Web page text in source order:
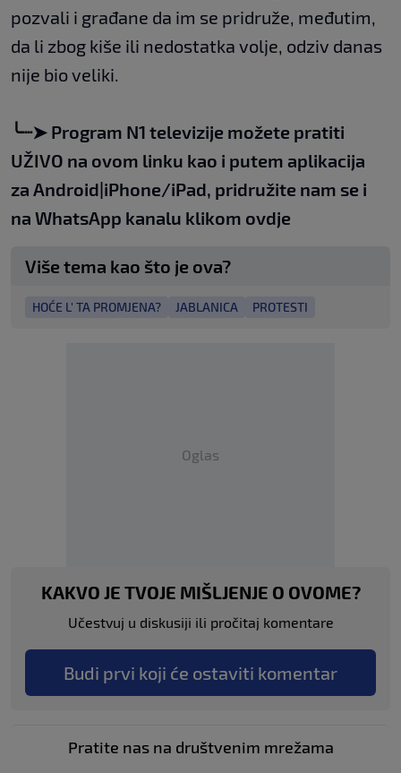
pozvali i građane da im se pridruže, međutim,
da li zbog kiše ili nedostatka volje, odziv danas
nije bio veliki.
╰┈➤ Program N1 televizije možete pratiti
UŽIVO na ovom linku kao i putem aplikacija
za Android|iPhone/iPad, pridružite nam se i
na WhatsApp kanalu klikom ovdje
Više tema kao što je ova?
HOĆE L' TA PROMJENA? JABLANICA PROTESTI
Oglas
KAKVO JE TVOJE MIŠLJENJE O OVOME?
Učestvuj u diskusiji ili pročitaj komentare
Budi prvi koji će ostaviti komentar
Pratite nas na društvenim mrežama